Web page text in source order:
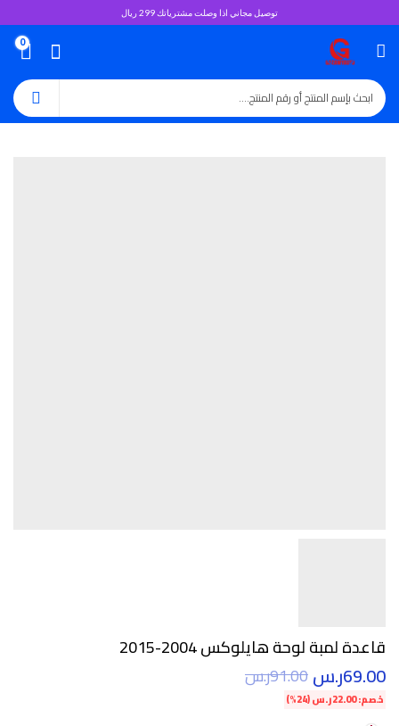
توصيل مجاني اذا وصلت مشترياتك 299 ريال
0
قاعدة لمبة لوحة هايلوكس 2004-2015
69.00ر.س91.00ر.س
خصم:22.00ر.س(24%)